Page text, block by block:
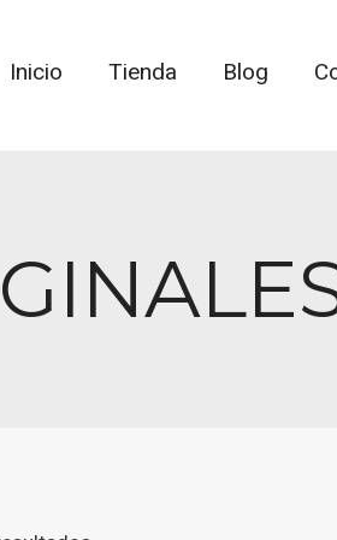
Inicio Tienda Blog